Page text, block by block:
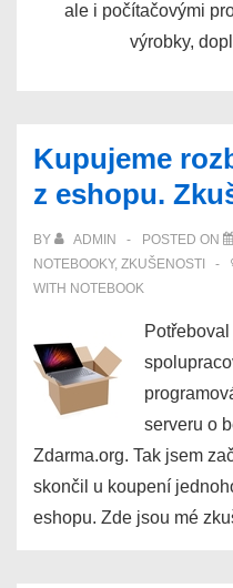
ale i počítačovými
výrobky,
Kupujeme
z eshopu.
BY ADMIN POSTED ON
NOTEBOOKY, ZKUŠENOSTI
WITH NOTEBOOK
serveru o
Zdarma.org. Tak jsem
skončil u koupení
eshopu. Zde jsou mé